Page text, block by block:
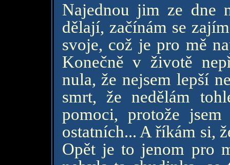
Najednou jim ze dne
dělají, začínám se
svoje, což je pro mě
Konečně v životě
nula, že nejsem lepší
smrt, že nedělám
pomoci, protože
ostatních... A říkám si,
Opět je to jenom pro